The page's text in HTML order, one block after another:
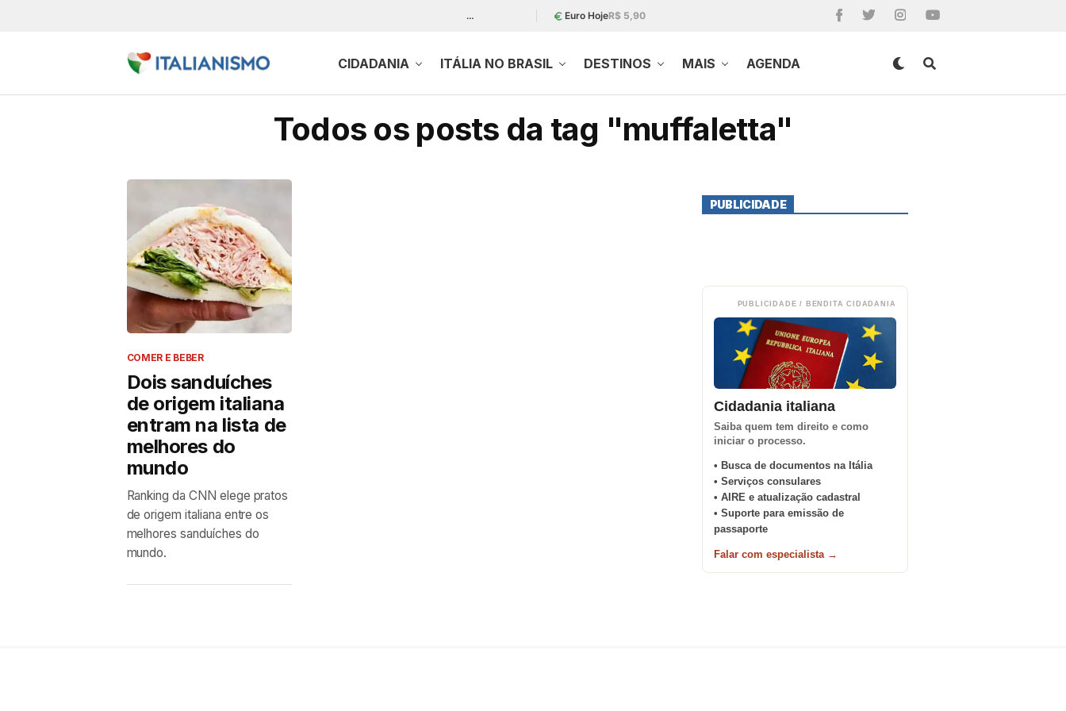
… Euro HojeR$ 5,90
CIDADANIA ITÁLIA NO BRASIL DESTINOS MAIS AGENDA
Todos os posts da tag "muffaletta"
COMER E BEBER
Dois sanduíches
de origem italiana
entram na lista de
melhores do
mundo
Ranking da CNN elege pratos
de origem italiana entre os
melhores sanduíches do
mundo.
PUBLICIDADE
PUBLICIDADE / BENDITA CIDADANIA
Cidadania italiana
Saiba quem tem direito e como
iniciar o processo.
• Busca de documentos na Itália
• Serviços consulares
• AIRE e atualização cadastral
• Suporte para emissão de
passaporte
Falar com especialista →